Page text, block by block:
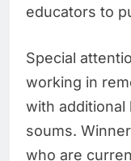
educators to
Special
working in
with additional
soums.
who are